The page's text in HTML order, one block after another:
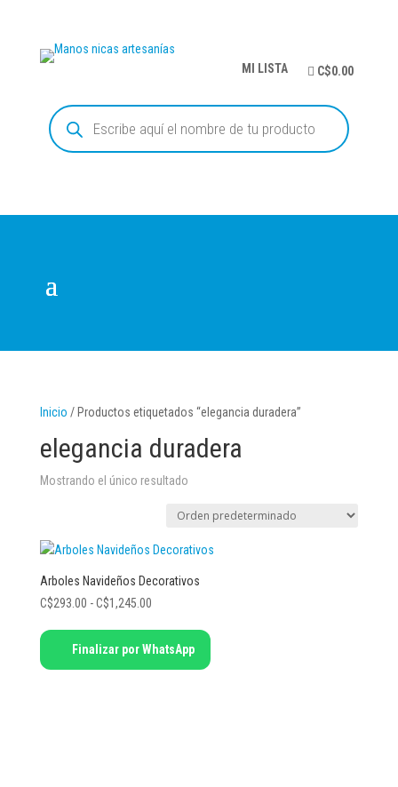
MI LISTA C$0.00
Búsqueda
de
productos
Inicio / Productos etiquetados “elegancia duradera”
elegancia duradera
Mostrando el único resultado
Arboles Navideños Decorativos
C$293.00 - C$1,245.00Rango
precios:
Este
producto
tiene
Finalizar por WhatsApp